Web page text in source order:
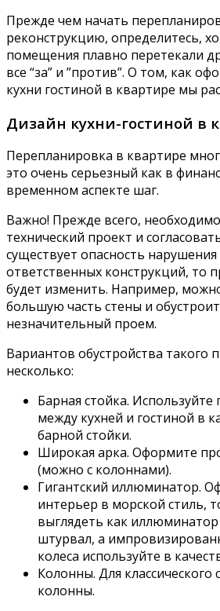
Прежде чем начать
реконструкцию, определитесь,
помещения плавно перетекали
все “за” и ”против”. О том, как
кухни гостиной в квартире мы
Дизайн кухни-гостиной в
Перепланировка в квартире
это очень серьезный как в
временном аспекте шаг.
Важно! Прежде всего,
технический проект и
существует опасность
ответственных конструкций, то
будет изменить. Например,
большую часть стены и
незначительный проем.
Вариантов обустройства такого
несколько:
Барная стойка. Используйте
между кухней и гостиной в
барной стойки.
Широкая арка. Оформите
(можно с колоннами).
Гигантский иллюминатор.
интерьер в морской стиль,
выглядеть как иллюминатор
штурвал, а
колеса используйте в
Колонны. Для классического
колонны.